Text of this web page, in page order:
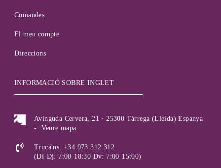
Comandes
El meu compte
Direccions
INFORMACIÓ SOBRE INGLET
Avinguda Cervera, 21 · 25300 Tàrrega (Lleida) Espanya
-
Veure mapa
Truca'ns: +34 973 312 312
(Dl-Dj: 7:00-18:30 Dv: 7:00-15:00)